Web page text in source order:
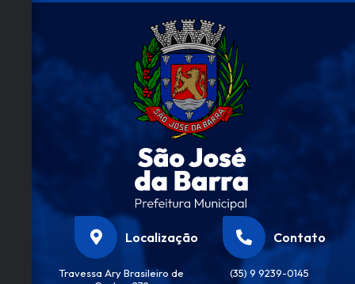
Localização
Travessa Ary Brasileiro de
Contato
(35) 9 9239-0145